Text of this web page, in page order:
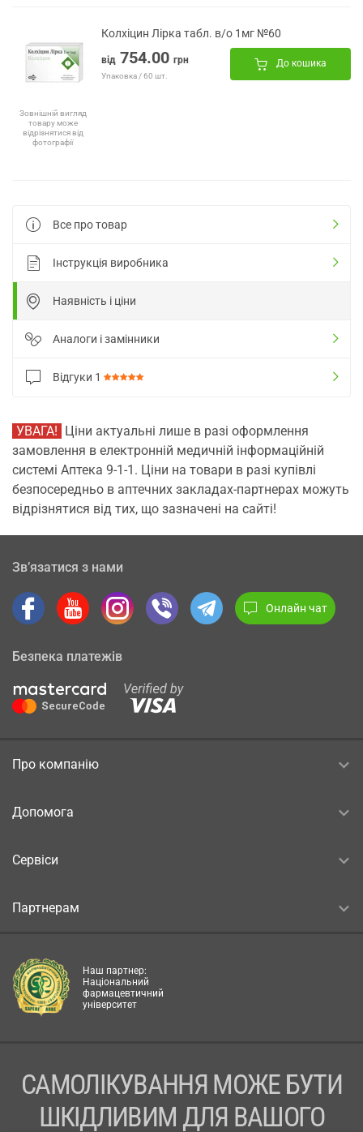
Зовнішній вигляд
товару може
відрізнятися від
фотографії
Колхіцин Лірка табл. в/о 1мг №60
від 754.00 грн
Упаковка / 60 шт.
До кошика
Все про товар
Інструкція виробника
Наявність і ціни
Аналоги і замінники
Відгуки 1
УВАГА! Ціни актуальні лише в разі оформлення
замовлення в електронній медичній інформаційній
системі Аптека 9-1-1. Ціни на товари в разі купівлі
безпосередньо в аптечних закладах-партнерах можуть
відрізнятися від тих, що зазначені на сайті!
Зв’язатися з нами
Онлайн чат
Безпека платежів
Про компанію
Допомога
Сервіси
Партнерам
Наш партнер:
Національний
фармацевтичний
університет
САМОЛІКУВАННЯ МОЖЕ БУТИ
ШКІДЛИВИМ ДЛЯ ВАШОГО